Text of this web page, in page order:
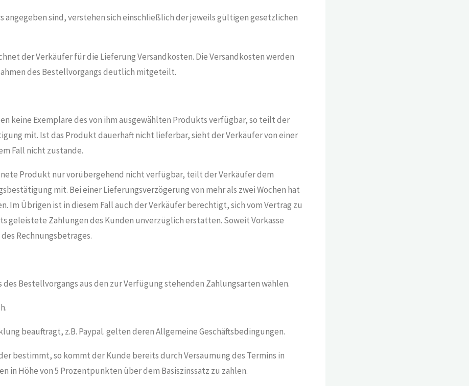
angegeben sind, verstehen sich einschließlich der jeweils gültigen gesetzlichen
der Verkäufer für die Lieferung Versandkosten. Die Versandkosten werden
des Bestellvorgangs deutlich mitgeteilt.
keine Exemplare des von ihm ausgewählten Produkts verfügbar, so teilt der
mit. Ist das Produkt dauerhaft nicht lieferbar, sieht der Verkäufer von einer
Fall nicht zustande.
Produkt nur vorübergehend nicht verfügbar, teilt der Verkäufer dem
mit. Bei einer Lieferungsverzögerung von mehr als zwei Wochen hat
Im Übrigen ist in diesem Fall auch der Verkäufer berechtigt, sich vom Vertrag zu
geleistete Zahlungen des Kunden unverzüglich erstatten. Soweit Vorkasse
Rechnungsbetrages.
des Bestellvorgangs aus den zur Verfügung stehenden Zahlungsarten wählen.
beauftragt, z.B. Paypal. gelten deren Allgemeine Geschäftsbedingungen.
bestimmt, so kommt der Kunde bereits durch Versäumung des Termins in
in Höhe von 5 Prozentpunkten über dem Basiszinssatz zu zahlen.